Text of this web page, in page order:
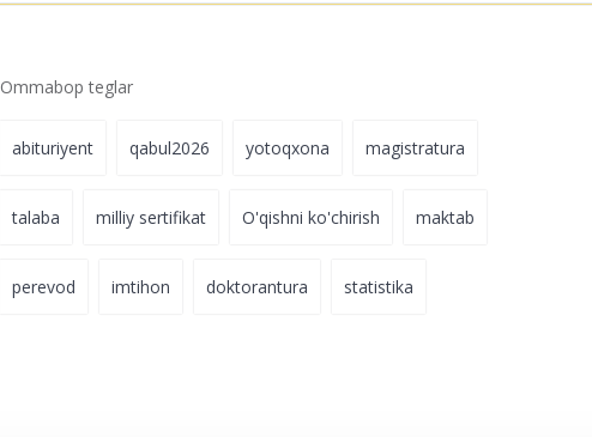
Ommabop teglar
abituriyent qabul2026 yotoqxona magistratura
talaba milliy sertifikat O'qishni ko'chirish maktab
perevod imtihon doktorantura statistika